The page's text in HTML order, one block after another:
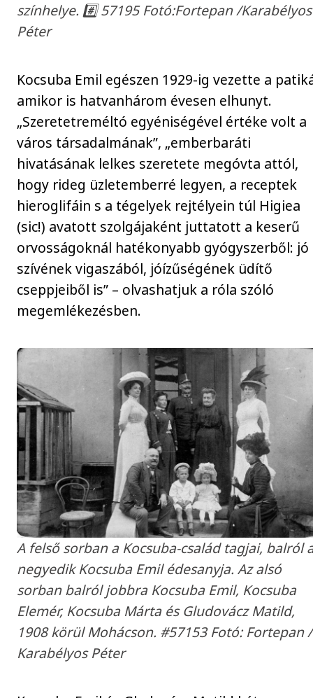
színhelye. #️⃣ 57195 Fotó:Fortepan /Karabélyos
Péter
Kocsuba Emil egészen 1929-ig vezette a
amikor is hatvanhárom évesen elhunyt.
„Szeretetreméltó egyéniségével értéke volt a
város társadalmának”, „emberbaráti
hivatásának lelkes szeretete megóvta attól,
hogy rideg üzletemberré legyen, a receptek
hieroglifáin s a tégelyek rejtélyein túl Higiea
(sic!) avatott szolgájaként juttatott a keserű
orvosságoknál hatékonyabb gyógyszerből: jó
szívének vigaszából, jóízűségének üdítő
cseppjeiből is” – olvashatjuk a róla szóló
megemlékezésben.
A felső sorban a Kocsuba-család tagjai, balról
negyedik Kocsuba Emil édesanyja. Az alsó
sorban balról jobbra Kocsuba Emil, Kocsuba
Elemér, Kocsuba Márta és Gludovácz Matild,
1908 körül Mohácson. #57153 Fotó: Fortepan /
Karabélyos Péter